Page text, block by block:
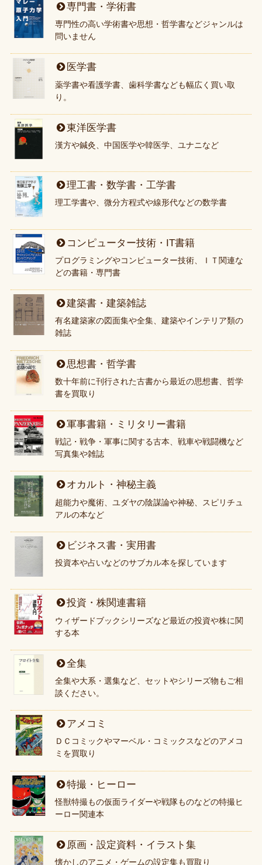
専門書・学術書
専門性の高い学術書や思想・哲学書などジャンルは
問いません
医学書
薬学書や看護学書、歯科学書なども幅広く買い取
り。
東洋医学書
漢方や鍼灸、中国医学や韓医学、ユナニなど
理工書・数学書・工学書
理工学書や、微分方程式や線形代などの数学書
コンピューター技術・IT書籍
プログラミングやコンピューター技術、ＩＴ関連な
どの書籍・専門書
建築書・建築雑誌
有名建築家の図面集や全集、建築やインテリア類の
雑誌
思想書・哲学書
数十年前に刊行された古書から最近の思想書、哲学
書を買取り
軍事書籍・ミリタリー書籍
戦記・戦争・軍事に関する古本、戦車や戦闘機など
写真集や雑誌
オカルト・神秘主義
超能力や魔術、ユダヤの陰謀論や神秘、スピリチュ
アルの本など
ビジネス書・実用書
投資本や占いなどのサブカル本を探しています
投資・株関連書籍
ウィザードブックシリーズなど最近の投資や株に関
する本
全集
全集や大系・選集など、セットやシリーズ物もご相
談ください。
アメコミ
ＤＣコミックやマーベル・コミックスなどのアメコ
ミを買取り
特撮・ヒーロー
怪獣特撮もの仮面ライダーや戦隊ものなどの特撮ヒ
ーロー関連本
原画・設定資料・イラスト集
懐かしのアニメ・ゲームの設定集も買取り